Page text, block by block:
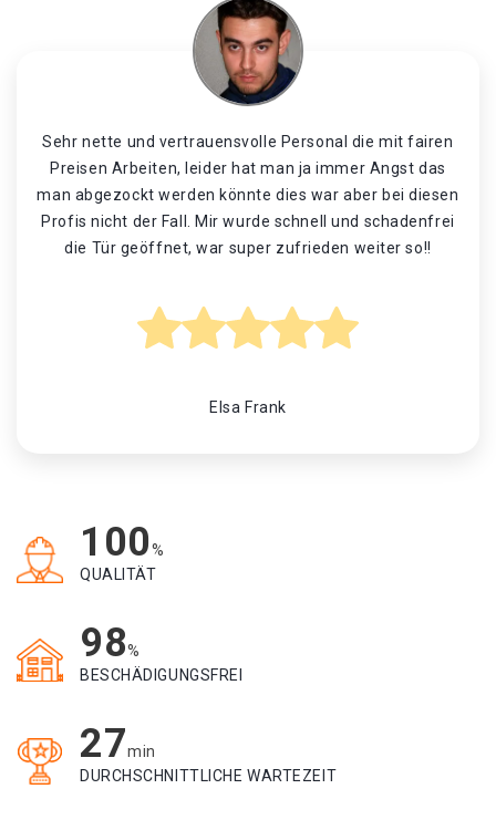
Sehr nette und vertrauensvolle Personal die mit fairen
Preisen Arbeiten, leider hat man ja immer Angst das
man abgezockt werden könnte dies war aber bei diesen
Profis nicht der Fall. Mir wurde schnell und schadenfrei
die Tür geöffnet, war super zufrieden weiter so!!
Elsa Frank
100%
QUALITÄT
98%
BESCHÄDIGUNGSFREI
27min
DURCHSCHNITTLICHE WARTEZEIT